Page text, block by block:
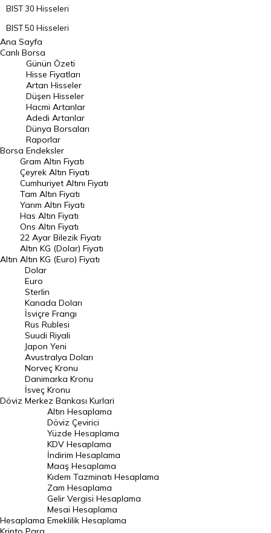
BIST 30 Hisseleri
BIST 50 Hisseleri
BIST 100 Hisseleri
En Çok Artan Hisseler
En Çok Düşen Hisseler
Hacmi Artanlar
Geçmiş Kapanışlar
Dünya Borsaları
Raporlar
Endeksler
DÖVİZ
Döviz Kuru
Dolar Kuru
Euro Kuru
Pound Kuru
Frank Kuru
Riyal Kuru
Avustralya Doları
Danimarka Kronu Kuru
Kanada Doları Kuru
Norveç Kronu Kuru
İsveç Kronu Kuru
Japon Yeni Kuru
Serbest Piyasa Döviz Kurları
Merkez Bankası Döviz Kurları
Altın Fiyatları
Ana Sayfa
Canlı Borsa
Borsa
Günün Özeti
Hisse Fiyatları
Artan Hisseler
Düşen Hisseler
Hacmi Artanlar
Adedi Artanlar
Dünya Borsaları
Raporlar
Endeksler
Altın
Gram Altın Fiyatı
Çeyrek Altın Fiyatı
Cumhuriyet Altını Fiyatı
Tam Altın Fiyatı
Yarım Altın Fiyatı
Has Altın Fiyatı
Ons Altın Fiyatı
22 Ayar Bilezik Fiyatı
Altın KG (Dolar) Fiyatı
Altın KG (Euro) Fiyatı
Döviz
Dolar
Euro
Sterlin
Kanada Doları
İsviçre Frangı
Rus Rublesi
Suudi Riyali
Japon Yeni
Avustralya Doları
Norveç Kronu
Danimarka Kronu
İsveç Kronu
Merkez Bankası Kurlari
Hesaplama
Altın Hesaplama
Döviz Çevirici
Yüzde Hesaplama
KDV Hesaplama
İndirim Hesaplama
Maaş Hesaplama
Kıdem Tazminatı Hesaplama
Zam Hesaplama
Gelir Vergisi Hesaplama
Mesai Hesaplama
Emeklilik Hesaplama